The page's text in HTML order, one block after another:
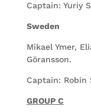
Captain: Yuriy
Sweden
Mikael Ymer,
Göransson.
Captain: Robin
GROUP C